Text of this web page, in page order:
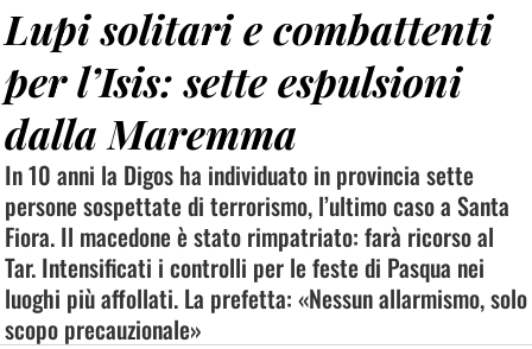
Lupi solitari e combattenti
per l’Isis: sette espulsioni
dalla Maremma
In 10 anni la Digos ha individuato in provincia sette
persone sospettate di terrorismo, l’ultimo caso a Santa
Fiora. Il macedone è stato rimpatriato: farà ricorso al
Tar. Intensificati i controlli per le feste di Pasqua nei
luoghi più affollati. La prefetta: «Nessun allarmismo, solo
scopo precauzionale»